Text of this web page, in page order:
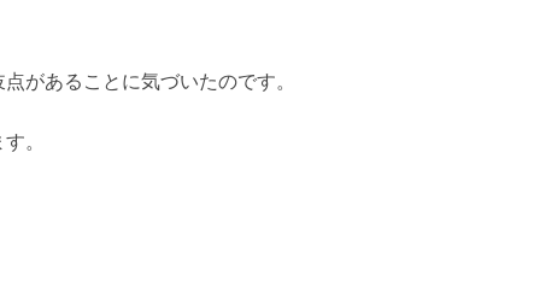
があることに気づいたのです。
。